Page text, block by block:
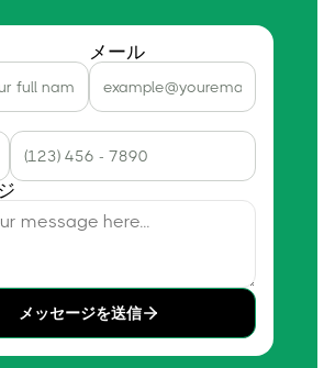
メール
メッセージを送信